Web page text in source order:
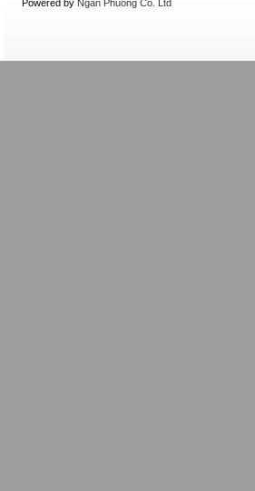
Powered by Ngan Phuong Co. Ltd